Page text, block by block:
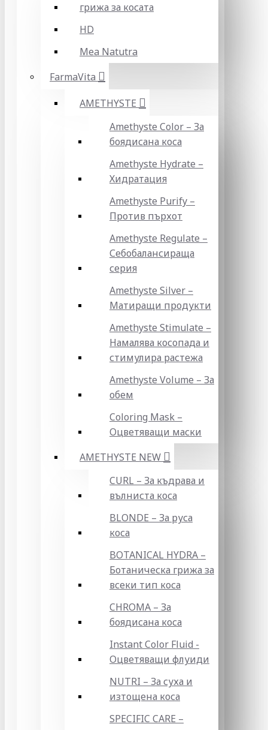
грижа за косата
HD
Mea Natutra
FarmaVita
AMETHYSTE
Amethyste Color – За
боядисана коса
Amethyste Hydrate –
Хидратация
Amethyste Purify –
Против пърхот
Amethyste Regulate –
Себобалансираща
серия
Amethyste Silver –
Матиращи продукти
Amethyste Stimulate –
Намалява косопада и
стимулира растежа
Amethyste Volume – За
обем
Coloring Mask –
Оцветяващи маски
AMETHYSTE NEW
CURL – За къдрава и
вълниста коса
BLONDE – За руса
коса
BOTANICAL HYDRA –
Ботаническа грижа за
всеки тип коса
CHROMA – За
боядисана коса
Instant Color Fluid -
Оцветяващи флуиди
NUTRI – За суха и
изтощена коса
SPECIFIC CARE –